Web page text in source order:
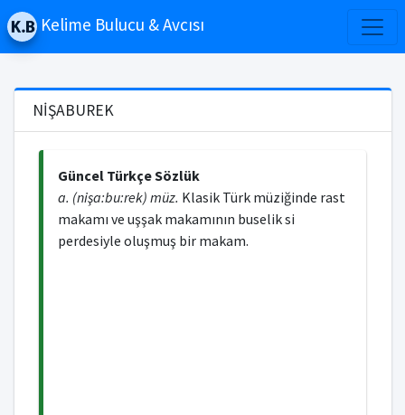
Kelime Bulucu & Avcısı
NİŞABUREK
Güncel Türkçe Sözlük
a. (nişa:bu:rek) müz. Klasik Türk müziğinde rast
makamı ve uşşak makamının buselik si
perdesiyle oluşmuş bir makam.